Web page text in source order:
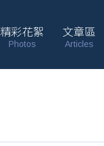
精彩花絮
Photos
文章區
Articles